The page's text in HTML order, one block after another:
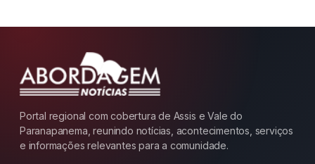
Portal regional com cobertura de Assis e Vale do
Paranapanema, reunindo notícias, acontecimentos, serviços
e informações relevantes para a comunidade.